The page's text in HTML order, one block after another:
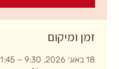
זמן ומיקום
18 באוג׳ 2026, 9:30 – 11:45